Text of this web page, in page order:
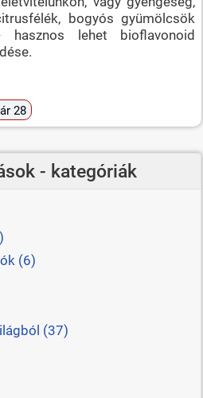
bogyós gyümölcsök
lehet bioflavonoid
28
- kategóriák
(6)
(37)